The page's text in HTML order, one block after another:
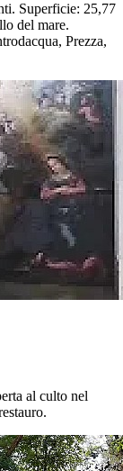
Superficie: 25,77
del mare.
Prezza,
al culto nel